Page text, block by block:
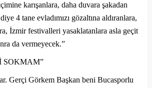
karışanlara, daha duvara şakadan
4 tane evladımızı gözaltına aldıranlara,
İzmir festivalleri yasaklatanlara asla geçit
da vermeyecek.”
SOKMAM”
Gerçi Görkem Başkan beni Bucasporlu